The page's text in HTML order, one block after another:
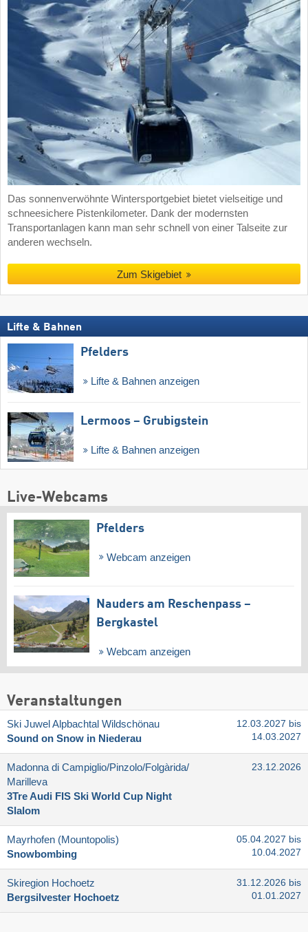
Das sonnenverwöhnte Wintersportgebiet bietet vielseitige und
schneesichere Pistenkilometer. Dank der modernsten
Transportanlagen kann man sehr schnell von einer Talseite zur
anderen wechseln.
Zum Skigebiet
Lifte & Bahnen
Pfelders
Lifte & Bahnen anzeigen
Lermoos – Grubigstein
Lifte & Bahnen anzeigen
Live-Webcams
Pfelders
Webcam anzeigen
Nauders am Reschenpass –
Bergkastel
Webcam anzeigen
Veranstaltungen
Ski Juwel Alpbachtal Wildschönau
Sound on Snow in Niederau
12.03.2027 bis
14.03.2027
Madonna di Campiglio/​Pinzolo/​Folgàrida/​
Marilleva
3Tre Audi FIS Ski World Cup Night
Slalom
23.12.2026
Mayrhofen (Mountopolis)
Snowbombing
05.04.2027 bis
10.04.2027
Skiregion Hochoetz
Bergsilvester Hochoetz
31.12.2026 bis
01.01.2027